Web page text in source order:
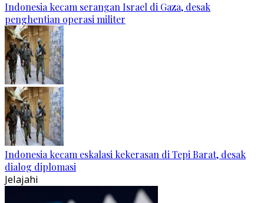
Indonesia kecam serangan Israel di Gaza, desak
penghentian operasi militer
Indonesia kecam eskalasi kekerasan di Tepi Barat, desak
dialog diplomasi
Jelajahi